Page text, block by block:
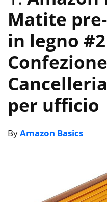
Matite
in legno
per ufficio
ByAmazon Basics